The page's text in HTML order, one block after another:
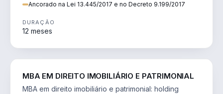
Ancorado na Lei 13.445/2017 e no Decreto 9.199/2017
DURAÇÃO
12 meses
MBA EM DIREITO IMOBILIÁRIO E PATRIMONIAL
MBA em direito imobiliário e patrimonial: holding